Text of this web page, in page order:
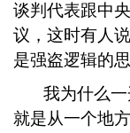
谈判代表跟中
议，这时有人
是强盗逻辑的思
我为什么
就是从一个地